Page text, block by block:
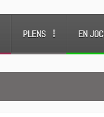
PLENS EN JOC